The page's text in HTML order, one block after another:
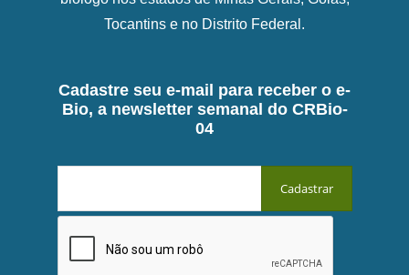
Tocantins e no Distrito Federal.
Cadastre seu e-mail para receber o e-
Bio, a newsletter semanal do CRBio-
04